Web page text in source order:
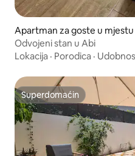
Apartman za goste u
Odvojeni stan u Abi
Lokacija · Porodica ·
Superdomaćin
Superdomaćin